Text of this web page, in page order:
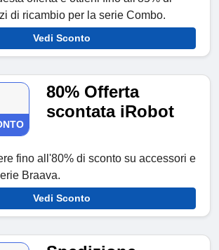
di ricambio per la serie Combo.
Vedi Sconto
80% Offerta
scontata iRobot
fino all'80% di sconto su accessori e
Braava.
Vedi Sconto